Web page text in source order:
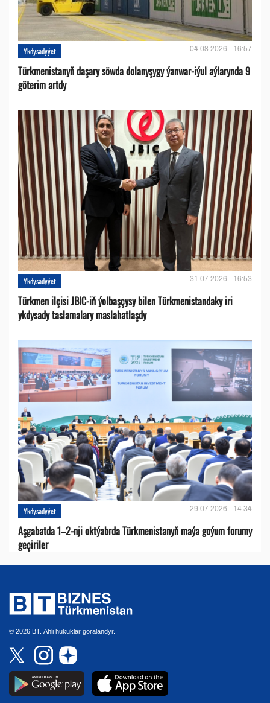
Ykdysadyýet 04.08.2026 - 16:57
Türkmenistanyň daşary söwda dolanyşygy ýanwar-iýul aýlarynda 9
göterim artdy
Ykdysadyýet 31.07.2026 - 16:53
Türkmen ilçisi JBIC-iň ýolbaşçysy bilen Türkmenistandaky iri
ykdysady taslamalary maslahatlaşdy
Ykdysadyýet 29.07.2026 - 14:34
Aşgabatda 1–2-nji oktýabrda Türkmenistanyň maýa goýum forumy
geçiriler
© 2026 BT. Ähli hukuklar goralandyr.